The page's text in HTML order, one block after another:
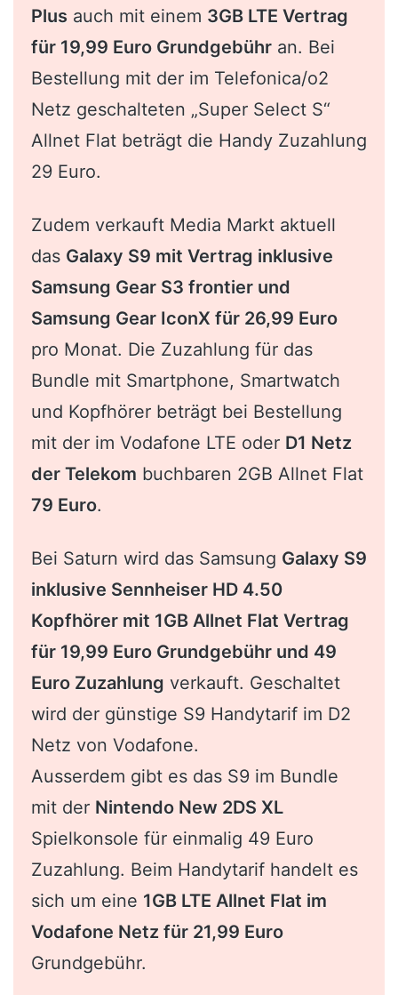
Plus auch mit einem 3GB LTE Vertrag
für 19,99 Euro Grundgebühr an. Bei
Bestellung mit der im Telefonica/o2
Netz geschalteten „Super Select S“
Allnet Flat beträgt die Handy Zuzahlung
29 Euro.
Zudem verkauft Media Markt aktuell
das Galaxy S9 mit Vertrag inklusive
Samsung Gear S3 frontier und
Samsung Gear IconX für 26,99 Euro
pro Monat. Die Zuzahlung für das
Bundle mit Smartphone, Smartwatch
und Kopfhörer beträgt bei Bestellung
mit der im Vodafone LTE oder D1 Netz
der Telekom buchbaren 2GB Allnet Flat
79 Euro.
Bei Saturn wird das Samsung Galaxy S9
inklusive Sennheiser HD 4.50
Kopfhörer mit 1GB Allnet Flat Vertrag
für 19,99 Euro Grundgebühr und 49
Euro Zuzahlung verkauft. Geschaltet
wird der günstige S9 Handytarif im D2
Netz von Vodafone.
Ausserdem gibt es das S9 im Bundle
mit der Nintendo New 2DS XL
Spielkonsole für einmalig 49 Euro
Zuzahlung. Beim Handytarif handelt es
sich um eine 1GB LTE Allnet Flat im
Vodafone Netz für 21,99 Euro
Grundgebühr.